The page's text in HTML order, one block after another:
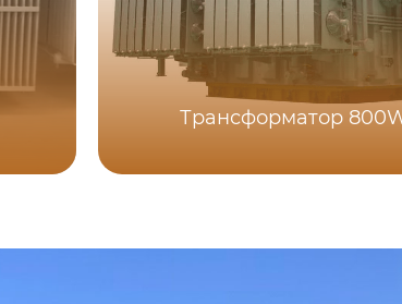
Трансформатор